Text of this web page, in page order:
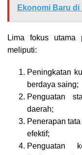
Ekonomi Baru di
Lima fokus utama
meliputi:
Peningkatan
berdaya saing;
Penguatan
daerah;
Penerapan
efektif;
Penguatan